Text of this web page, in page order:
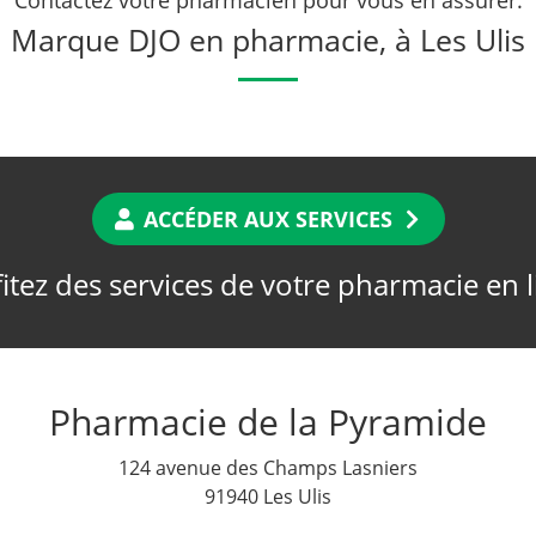
Marque DJO en pharmacie, à Les Ulis
ACCÉDER AUX SERVICES
des services de votre pharmacie en
Pharmacie de la Pyramide
124 avenue des Champs Lasniers
91940 Les Ulis